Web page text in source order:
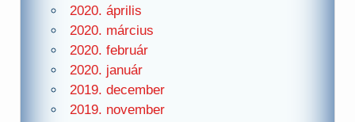
2020. április
2020. március
2020. február
2020. január
2019. december
2019. november